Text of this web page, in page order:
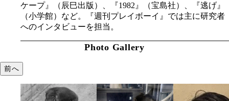
ケープ』（辰巳出版）、『1982』（宝島社）、『逃げ』
（小学館）など。『週刊プレイボーイ』では主に研究者
へのインタビューを担当。
Photo Gallery
前へ